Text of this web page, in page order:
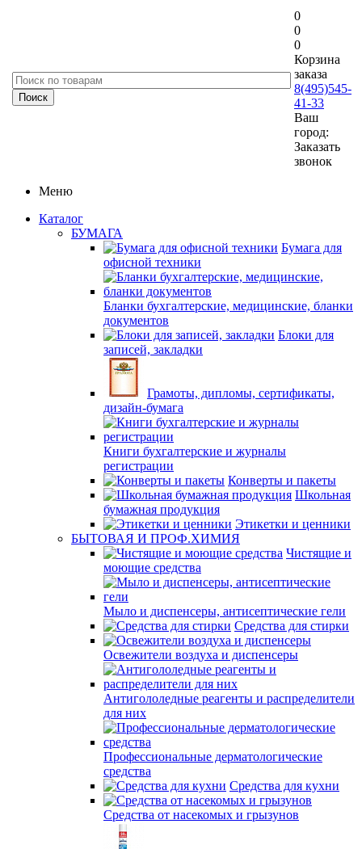
0
0
0
Корзина
заказа
8(495)545-
41-33
Ваш
город:
Заказать
звонок
Меню
Каталог
БУМАГА
Бумага для
офисной техники
Бланки бухгалтерские, медицинские, бланки
документов
Блоки для
записей, закладки
Грамоты, дипломы, сертификаты,
дизайн-бумага
Книги бухгалтерские и журналы
регистрации
Конверты и пакеты
Школьная
бумажная продукция
Этикетки и ценники
БЫТОВАЯ И ПРОФ.ХИМИЯ
Чистящие и
моющие средства
Мыло и диспенсеры, антисептические гели
Средства для стирки
Освежители воздуха и диспенсеры
Антигололедные реагенты и распределители
для них
Профессиональные дерматологические
средства
Средства для кухни
Средства от насекомых и грызунов